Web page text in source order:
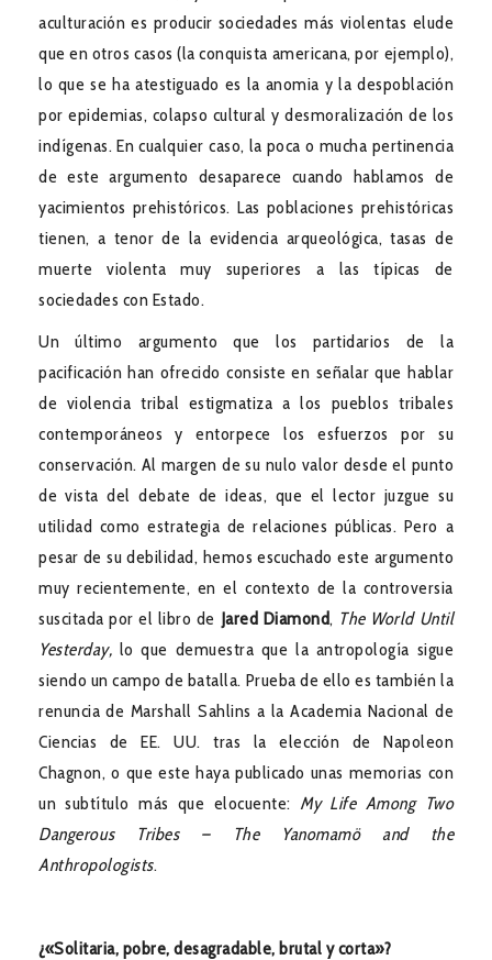
aculturación es producir sociedades más violentas elude
que en otros casos (la conquista americana, por ejemplo),
lo que se ha atestiguado es la anomia y la despoblación
por epidemias, colapso cultural y desmoralización de los
indígenas. En cualquier caso, la poca o mucha pertinencia
de este argumento desaparece cuando hablamos de
yacimientos prehistóricos. Las poblaciones prehistóricas
tienen, a tenor de la evidencia arqueológica, tasas de
muerte violenta muy superiores a las típicas de
sociedades con Estado.
Un último argumento que los partidarios de la
pacificación han ofrecido consiste en señalar que hablar
de violencia tribal estigmatiza a los pueblos tribales
contemporáneos y entorpece los esfuerzos por su
conservación. Al margen de su nulo valor desde el punto
de vista del debate de ideas, que el lector juzgue su
utilidad como estrategia de relaciones públicas. Pero a
pesar de su debilidad, hemos escuchado este argumento
muy recientemente, en el contexto de la controversia
suscitada por el libro de Jared Diamond, The World Until
Yesterday, lo que demuestra que la antropología sigue
siendo un campo de batalla. Prueba de ello es también la
renuncia de Marshall Sahlins a la Academia Nacional de
Ciencias de EE. UU. tras la elección de Napoleon
Chagnon, o que este haya publicado unas memorias con
un subtítulo más que elocuente: My Life Among Two
Dangerous Tribes – The Yanomamö and the
Anthropologists.
¿«Solitaria, pobre, desagradable, brutal y corta»?